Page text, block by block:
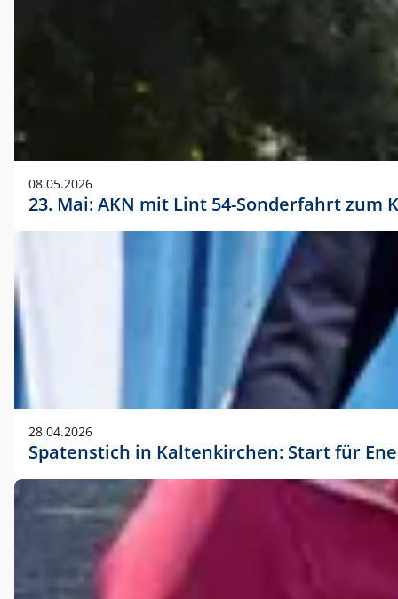
08.05.2026
23. Mai: AKN mit Lint 54-Sonderfahrt
28.04.2026
Spatenstich in Kaltenkirchen: Start für